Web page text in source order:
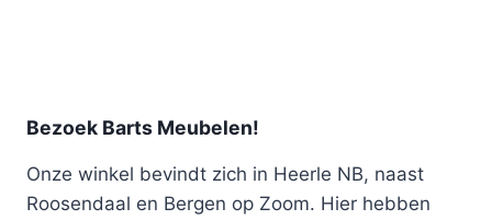
Bezoek Barts Meubelen!
Onze winkel bevindt zich in Heerle NB, naast
Roosendaal en Bergen op Zoom. Hier hebben